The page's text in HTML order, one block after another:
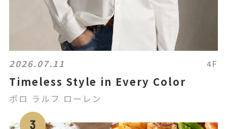
2026.07.11 4F
Timeless Style in Every Color
ポロ ラルフ ローレン